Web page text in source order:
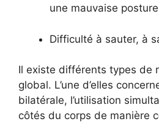
une mauvaise
Difficulté à sauter, à
Il existe différents types de
global. L’une d’elles
bilatérale, l’utilisation
côtés du corps de manière